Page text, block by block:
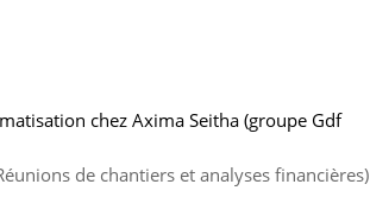
chez Axima Seitha (groupe Gdf
de chantiers et analyses financières)